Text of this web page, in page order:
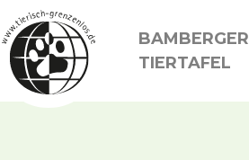
BAMBERGER
TIERTAFEL